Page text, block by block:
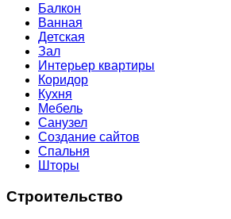
Балкон
Ванная
Детская
Зал
Интерьер квартиры
Коридор
Кухня
Мебель
Санузел
Создание сайтов
Спальня
Шторы
Строительство